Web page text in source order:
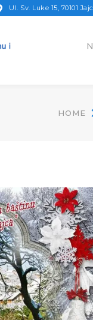
Ul. Sv. Luke 15, 70101
HOME